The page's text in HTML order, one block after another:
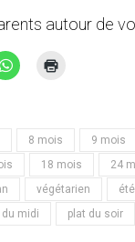
autour de
8 mois 9 mois
18 mois 24
végétarien été
du midi plat du soir